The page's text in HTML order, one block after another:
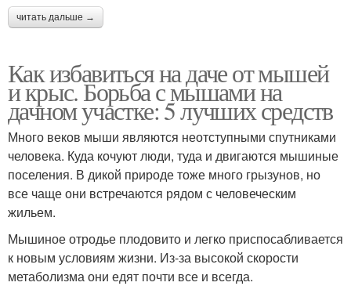
читать дальше →
Как избавиться на даче от мышей
и крыс. Борьба с мышами на
дачном участке: 5 лучших средств
Много веков мыши являются неотступными спутниками
человека. Куда кочуют люди, туда и двигаются мышиные
поселения. В дикой природе тоже много грызунов, но
все чаще они встречаются рядом с человеческим
жильем.
Мышиное отродье плодовито и легко приспосабливается
к новым условиям жизни. Из-за высокой скорости
метаболизма они едят почти все и всегда.